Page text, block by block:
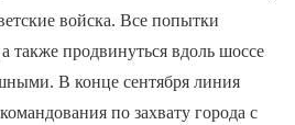
войска. Все попытки
также продвинуться вдоль шоссе
В конце сентября линия
по захвату города с